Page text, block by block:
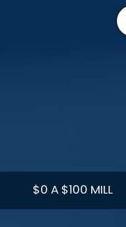
$0 A $100 MILL